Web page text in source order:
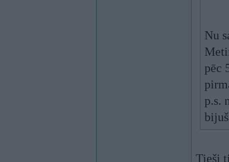
Nu
pēc
p.s.
Tieši